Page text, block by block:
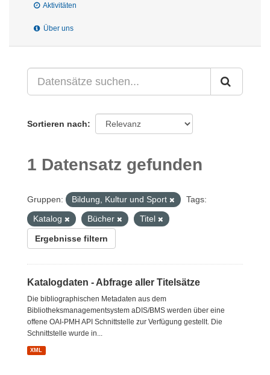
Aktivitäten
Über uns
Sortieren nach
1 Datensatz gefunden
Gruppen: Bildung, Kultur und Sport
Tags:
Katalog
Bücher Titel
Ergebnisse filtern
Katalogdaten - Abfrage aller Titelsätze
Die bibliographischen Metadaten aus dem
Bibliotheksmanagementsystem aDIS/BMS werden über eine
offene OAI-PMH API Schnittstelle zur Verfügung gestellt. Die
Schnittstelle wurde in...
XML